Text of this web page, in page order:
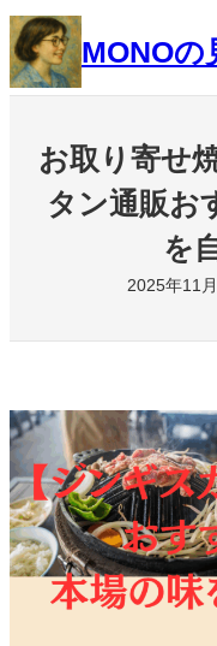
内
容
を
MONO
お取り寄せ
タン通販お
を
2025年11